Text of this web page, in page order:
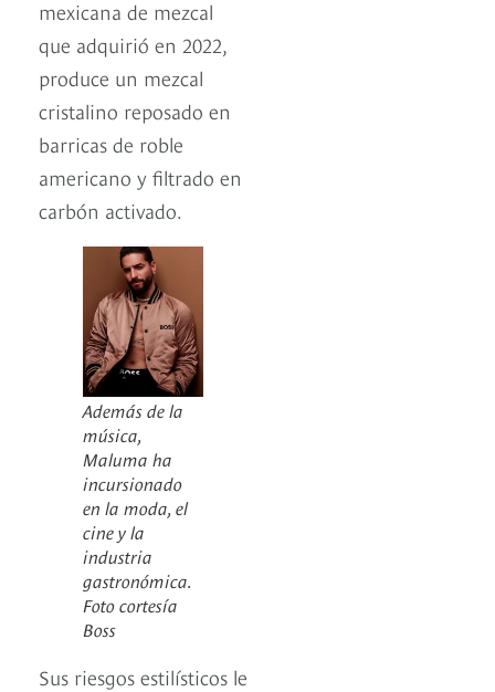
mexicana de mezcal
que adquirió en 2022,
produce un mezcal
cristalino reposado en
barricas de roble
americano y filtrado en
carbón activado.
Además de la
música,
Maluma ha
incursionado
en la moda, el
cine y la
industria
gastronómica.
Foto cortesía
Boss
Sus riesgos estilísticos le